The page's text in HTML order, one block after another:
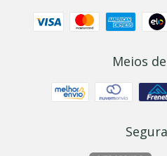
Meios